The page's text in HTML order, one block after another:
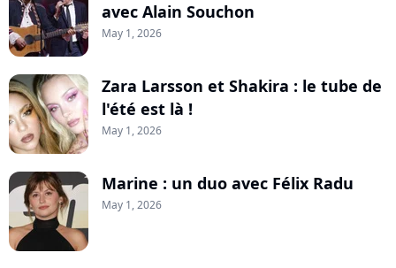
avec Alain Souchon
May 1, 2026
Zara Larsson et Shakira : le tube de
l'été est là !
May 1, 2026
Marine : un duo avec Félix Radu
May 1, 2026